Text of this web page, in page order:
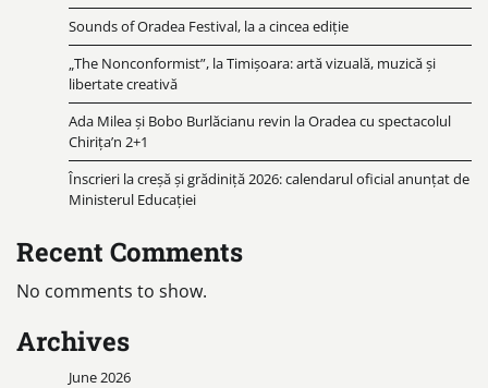
Sounds of Oradea Festival, la a cincea ediție
„The Nonconformist”, la Timișoara: artă vizuală, muzică și
libertate creativă
Ada Milea și Bobo Burlăcianu revin la Oradea cu spectacolul
Chirița’n 2+1
Înscrieri la creșă și grădiniță 2026: calendarul oficial anunțat de
Ministerul Educației
Recent Comments
No comments to show.
Archives
June 2026